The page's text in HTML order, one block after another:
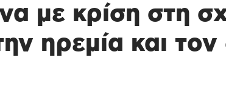
με κρίση στη
ηρεμία και